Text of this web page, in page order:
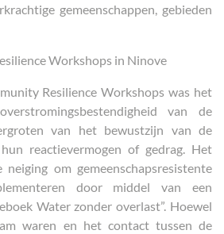
gemeenschappen, gebieden
Workshops in Ninove
Resilience Workshops was het
van de
van het bewustzijn van de
reactievermogen of gedrag. Het
om gemeenschapsresistente
door middel van een
Water zonder overlast”. Hoewel
waren en het contact tussen de